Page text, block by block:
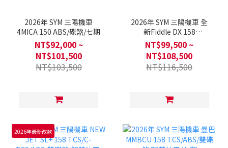
2026年 SYM 三陽機車
4MICA 150 ABS/碟煞/七期
NT$92,000 ~
NT$101,500
NT$103,500
2026年 SYM 三陽機車 全
新Fiddle DX 158
ABS/TCS/雙碟煞/七期
NT$99,500 ~
NT$108,500
NT$116,500
2026年最新改款